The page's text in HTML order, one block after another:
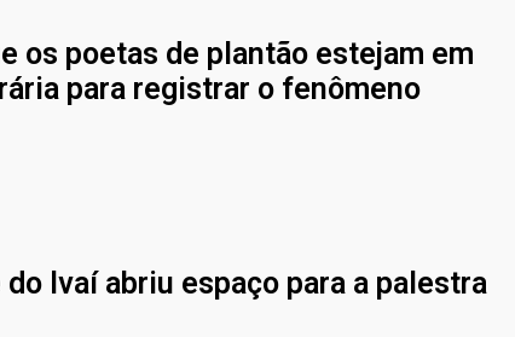
os poetas de plantão estejam em
para registrar o fenômeno
Ivaí abriu espaço para a palestra